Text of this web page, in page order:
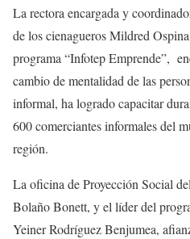
La rectora encargada y
de los cienagueros Mildred
programa “Infotep Emprende”,
cambio de mentalidad de las
informal, ha logrado capacitar
600 comerciantes informales del
región.
La oficina de Proyección Social
Bolaño Bonett, y el líder del
Yeiner Rodríguez Benjumea,